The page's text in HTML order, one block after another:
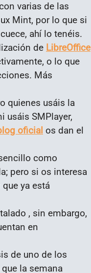
varias de las
Mint, por lo que si
ahí lo tenéis.
de LibreOffice
o lo que
Más
quienes usáis la
usáis SMPlayer,
oficial os dan el
como
pero si os interesa
ya está
, sin embargo,
en
de uno de los
la semana